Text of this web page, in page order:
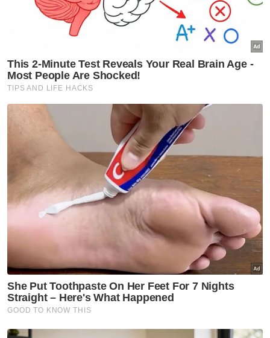
akan digunakan semula untuk beberapa
tujuan yang telah dikenal pasti termasuk
menangani hakisan tanah.
Artikel Berkaitan:
Taman rekreasi kucing dibuka di Shah Alam
PBT, pejabat daerah
KKDW peruntuk RM3.64 juta projek pembangunan di
Labuan
"Kerusi-kerusi masih baik pula akan diberikan
kepada stadium lain seperti di Sabak
Bernam, Sungai Besar dan Selayang bagi
menggantikan tempat duduk simen yang
digunakan ketika ini," katanya. - Bernama